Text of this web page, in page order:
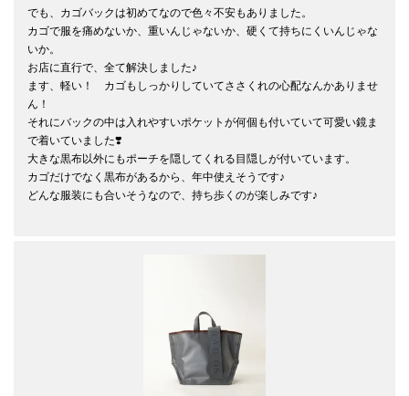
でも、カゴバックは初めてなので色々不安もありました。
カゴで服を痛めないか、重いんじゃないか、硬くて持ちにくいんじゃな
いか。
お店に直行で、全て解決しました♪
ます、軽い！　カゴもしっかりしていてささくれの心配なんかありませ
ん！
それにバックの中は入れやすいポケットが何個も付いていて可愛い鏡ま
で着いていました❣️
大きな黒布以外にもポーチを隠してくれる目隠しが付いています。
カゴだけでなく黒布があるから、年中使えそうです♪
どんな服装にも合いそうなので、持ち歩くのが楽しみです♪